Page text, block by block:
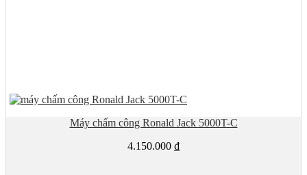
Máy chấm công Ronald Jack 5000T-C
4.150.000 ₫